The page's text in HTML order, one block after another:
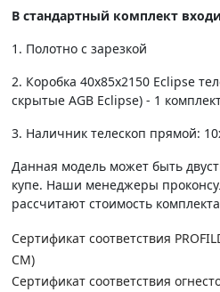
В стандартный комплект
1. Полотно c зарезкой
2. Коробка 40х85х2150 Eclipse
скрытые AGB Eclipse) - 1
3. Наличник телескоп прямой:
Данная модель может быть
купе. Наши менеджеры
рассчитают стоимость
Сертификат соответствия
СМ)
Сертификат соответствия